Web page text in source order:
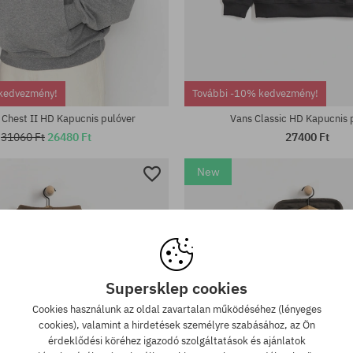
Elérhető méretek:
M; L; XL
II HD Kapucnis pulóver
31060 Ft 26480 Ft
További -10% kedvezmény!
Vans Classic HD Kapucnis
27400 Ft
New
Supersklep cookies
Cookies használunk az oldal zavartalan működéséhez (lényeges
cookies), valamint a hirdetések személyre szabásához, az Ön
érdeklődési köréhez igazodó szolgáltatások és ajánlatok